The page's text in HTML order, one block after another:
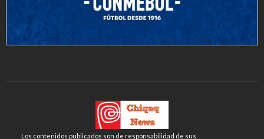
Los contenidos publicados son de responsabilidad de sus